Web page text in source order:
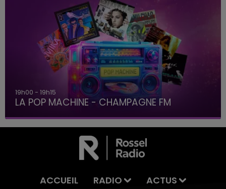
19h15 - 20h00
LA RADIO POP
ACCUEIL RADIO
ACTUS